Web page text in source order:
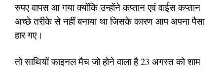
रुपए वापस आ गया क्योंकि उन्होंने कप्तान एवं वाईस कप्तान
अच्छे तरीके से नहीं बनाया था जिसके कारण आप अपना पैसा
हार गए।
तो साथियों फाइनल मैच जो होने वाला है 23 अगस्त को शाम